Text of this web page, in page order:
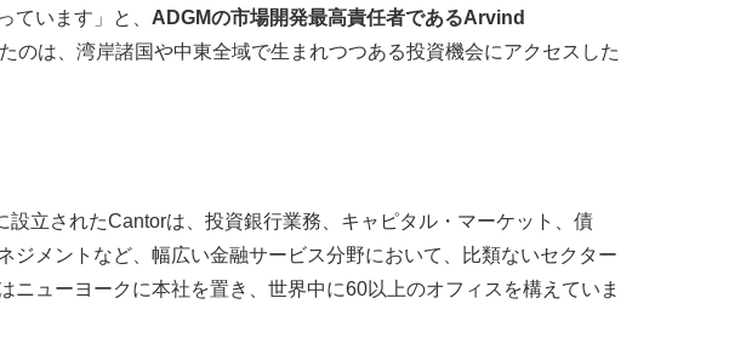
ています」と、 ADGMの市場開発最高責任者であるArvind
は、湾岸諸国や中東全域で生まれつつある投資機会にアクセスした
立されたCantorは、投資銀行業務、キャピタル・マーケット、債
メントなど、幅広い金融サービス分野において、比類ないセクター
ューヨークに本社を置き、世界中に60以上のオフィスを構えていま